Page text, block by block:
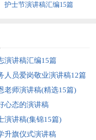
护士节演讲稿汇编15篇
演讲稿汇编15篇
人员爱岗敬业演讲稿12篇
老师演讲稿(精选15篇)
心态的演讲稿
演讲稿(集锦15篇)
升旗仪式演讲稿